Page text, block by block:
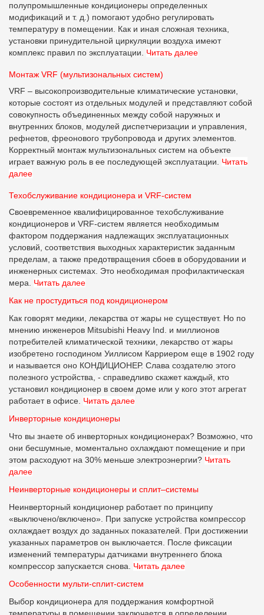
полупромышленные кондиционеры определенных
модификаций и т. д.) помогают удобно регулировать
температуру в помещении. Как и иная сложная техника,
установки принудительной циркуляции воздуха имеют
комплекс правил по эксплуатации. Читать далее
Монтаж VRF (мультизональных систем)
VRF – высокопроизводительные климатические установки,
которые состоят из отдельных модулей и представляют собой
совокупность объединенных между собой наружных и
внутренних блоков, модулей диспетчеризации и управления,
рефнетов, фреонового трубопровода и других элементов.
Корректный монтаж мультизональных систем на объекте
играет важную роль в ее последующей эксплуатации. Читать
далее
Техобслуживание кондиционера и VRF-систем
Своевременное квалифицированное техобслуживание
кондиционеров и VRF-систем является необходимым
фактором поддержания надлежащих эксплуатационных
условий, соответствия выходных характеристик заданным
пределам, а также предотвращения сбоев в оборудовании и
инженерных системах. Это необходимая профилактическая
мера. Читать далее
Как не простудиться под кондиционером
Как говорят медики, лекарства от жары не существует. Но по
мнению инженеров Mitsubishi Heavy Ind. и миллионов
потребителей климатической техники, лекарство от жары
изобретено господином Уиллисом Карриером еще в 1902 году
и называется оно КОНДИЦИОНЕР. Слава создателю этого
полезного устройства, - справедливо скажет каждый, кто
установил кондиционер в своем доме или у кого этот агрегат
работает в офисе. Читать далее
Инверторные кондиционеры
Что вы знаете об инверторных кондиционерах? Возможно, что
они бесшумные, моментально охлаждают помещение и при
этом расходуют на 30% меньше электроэнергии? Читать
далее
Неинверторные кондиционеры и сплит–системы
Неинверторный кондиционер работает по принципу
«выключено/включено». При запуске устройства компрессор
охлаждает воздух до заданных показателей. При достижении
указанных параметров он выключается. После фиксации
изменений температуры датчиками внутреннего блока
компрессор запускается снова. Читать далее
Особенности мульти-сплит-систем
Выбор кондиционера для поддержания комфортной